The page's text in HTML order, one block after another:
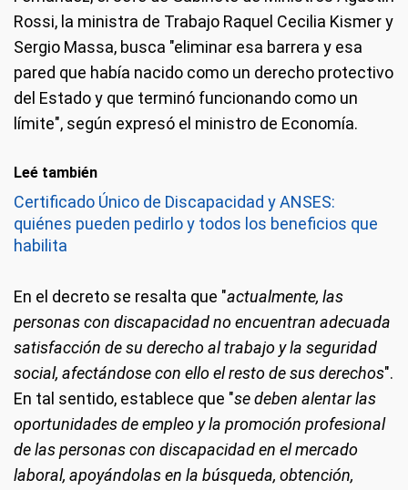
Rossi, la ministra de Trabajo Raquel Cecilia Kismer y
Sergio Massa, busca "eliminar esa barrera y esa
pared que había nacido como un derecho protectivo
del Estado y que terminó funcionando como un
límite", según expresó el ministro de Economía.
Leé también
Certificado Único de Discapacidad y ANSES:
quiénes pueden pedirlo y todos los beneficios que
habilita
En el decreto se resalta que "actualmente, las
personas con discapacidad no encuentran adecuada
satisfacción de su derecho al trabajo y la seguridad
social, afectándose con ello el resto de sus derechos".
En tal sentido, establece que "se deben alentar las
oportunidades de empleo y la promoción profesional
de las personas con discapacidad en el mercado
laboral, apoyándolas en la búsqueda, obtención,